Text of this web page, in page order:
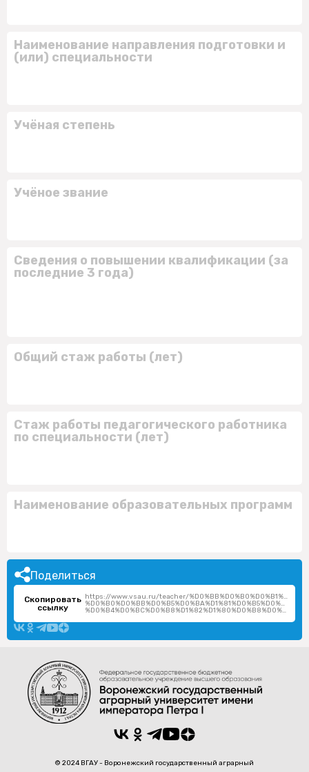
Наименование направления подготовки и
(или) специальности
Учёная степень
Учёное звание
Сведения о повышении квалификации (за
последние 3 года)
Общий стаж работы (лет)
Стаж работы педагогического работника
по специальности (лет)
Наименование образовательных программ
Поделиться
Скопировать
ссылку
https://www.vsau.ru/teacher/
%D0%B0%D0%BB%D0%B5%D0%BA%D1%81%D0%B5%D0%B9-
%D0%B4%D0%BC%D0%B8%D1%82%D1%80%D0%B8%D0%B5%D0%B2%D0%B8%D1%87/
© 2024 ВГАУ - Воронежский государственный аграрный